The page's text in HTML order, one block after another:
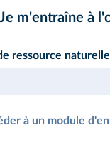
m'entraîne à
ressource
à un module